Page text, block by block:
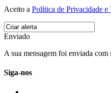
Aceito a Política de Privacidade e
Enviado
A sua mensagem foi enviada com
Siga-nos